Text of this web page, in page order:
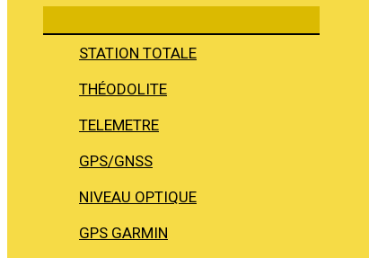
STATION TOTALE
THÉODOLITE
TELEMETRE
GPS/GNSS
NIVEAU OPTIQUE
GPS GARMIN